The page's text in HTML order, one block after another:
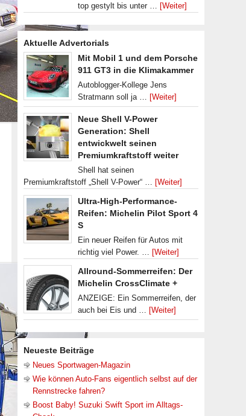
top gestylt bis unter … [Weiter]
Aktuelle Advertorials
Mit Mobil 1 und dem Porsche
911 GT3 in die Klimakammer
Autoblogger-Kollege Jens
Stratmann soll ja … [Weiter]
Neue Shell V-Power
Generation: Shell
entwickwelt seinen
Premiumkraftstoff weiter
Shell hat seinen
Premiumkraftstoff „Shell V-Power“ … [Weiter]
Ultra-High-Performance-
Reifen: Michelin Pilot Sport 4
S
Ein neuer Reifen für Autos mit
richtig viel Power. … [Weiter]
Allround-Sommerreifen: Der
Michelin CrossClimate +
ANZEIGE: Ein Sommerreifen, der
auch bei Eis und … [Weiter]
Neueste Beiträge
Neues Sportwagen-Magazin
Wie können Auto-Fans eigentlich selbst auf der
Rennstrecke fahren?
Boost Baby! Suzuki Swift Sport im Alltags-